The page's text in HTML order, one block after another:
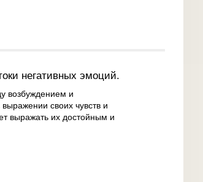
негативных эмоций.
возбуждением и
своих чувств и
выражать их достойным и